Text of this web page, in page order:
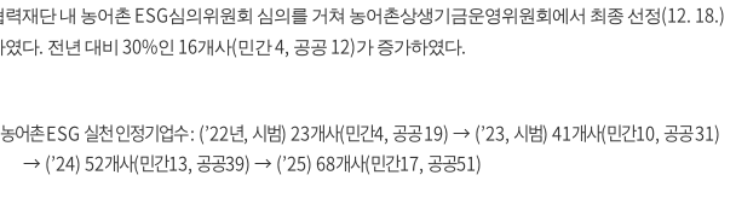
력재단 내 농어촌 ESG심의위원회 심의를 거쳐 농어촌상생기금운영위원회에서 최종 선정(12. 18.)
였다. 전년 대비 30%인 16개사(민간4, 공공 12)가 증가하였다.
농어촌ESG 실천 인정기업수: (’22년, 시범) 23개사(민간4,공공19)→ (’23, 시범) 41개사(민간10,공공31)
→ (’24) 52개사(민간13,공공39)→ (’25) 68개사(민간17,공공51)